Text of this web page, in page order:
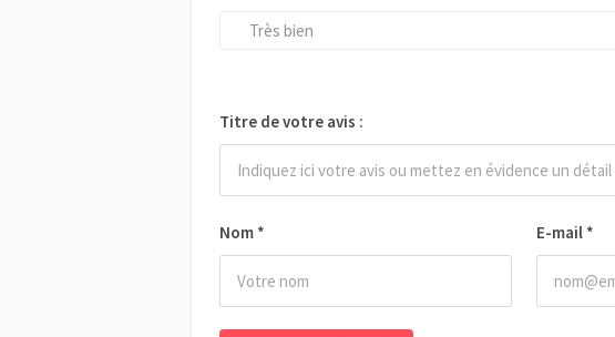
Nom * E-mail *
Très bien
Titre de votre avis :